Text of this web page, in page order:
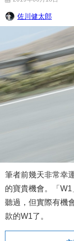
佐川健太郎
筆者前幾天非常幸
的寶貴機會。「
聽過，但實際有機
款的W1了。